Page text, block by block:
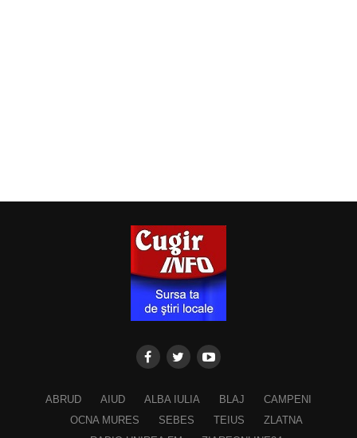
ABRUD AIUD ALBA IULIA BLAJ
CAMPENI
OCNA MURES
SEBES TEIUS
ZLATNA